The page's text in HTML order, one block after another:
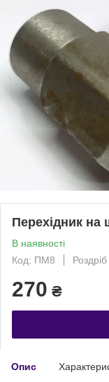
Перехідник на
В наявності
Код: ПМ8
Роздріб
270 ₴
Опис